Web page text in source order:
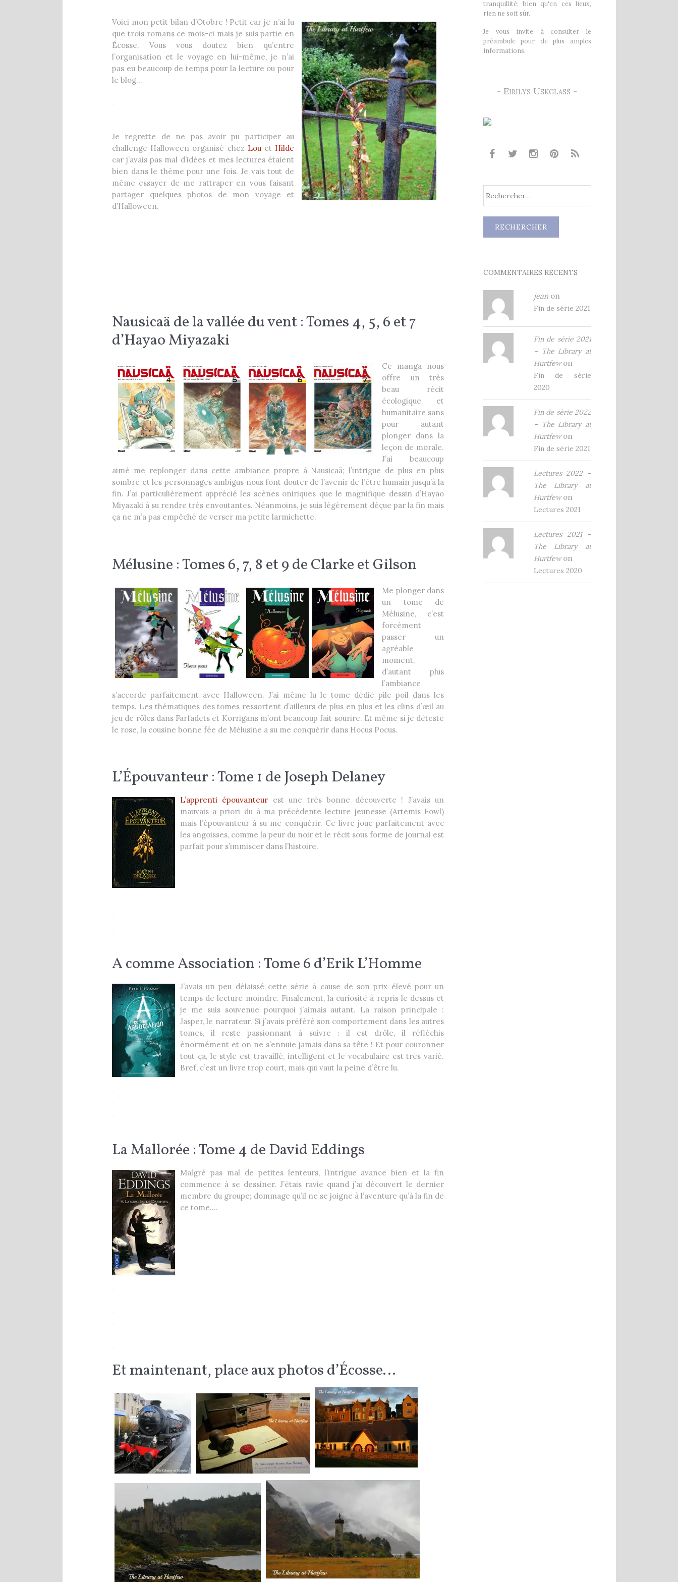
Voici mon petit bilan d’Otobre ! Petit car je n’ai lu
que trois romans ce mois-ci mais je suis partie en
Écosse. Vous vous doutez bien qu’entre
l’organisation et le voyage en lui-même, je n’ai
pas eu beaucoup de temps pour la lecture ou pour
le blog…
.
.
Je regrette de ne pas avoir pu participer au
challenge Halloween organisé chez Lou et Hilde
car j’avais pas mal d’idées et mes lectures étaient
bien dans le thème pour une fois. Je vais tout de
même essayer de me rattraper en vous faisant
partager quelques photos de mon voyage et
d’Halloween.
.
.
.
.
Nausicaä de la vallée du vent : Tomes 4, 5, 6 et 7
d’Hayao Miyazaki
Ce manga nous
offre un très
beau récit
écologique et
humanitaire sans
pour autant
plonger dans la
leçon de morale.
J’ai beaucoup
aimé me replonger dans cette ambiance propre à Nausicaä; l’intrigue de plus en plus
sombre et les personnages ambigus nous font douter de l’avenir de l’être humain jusqu’à la
fin. J’ai particulièrement apprécié les scènes oniriques que le magnifique dessin d’Hayao
Miyazaki à su rendre très envoutantes. Néanmoins, je suis légèrement déçue par la fin mais
ça ne m’a pas empêché de verser ma petite larmichette.
Mélusine : Tomes 6, 7, 8 et 9 de Clarke et Gilson
Me plonger dans
un tome de
Mélusine, c’est
forcément
passer un
agréable
moment,
d’autant plus
l’ambiance
s’accorde parfaitement avec Halloween. J’ai même lu le tome dédié pile poil dans les
temps. Les thématiques des tomes ressortent d’ailleurs de plus en plus et les clins d’œil au
jeu de rôles dans Farfadets et Korrigans m’ont beaucoup fait sourire. Et même si je déteste
le rose, la cousine bonne fée de Mélusine a su me conquérir dans Hocus Pocus.
L’Épouvanteur : Tome 1 de Joseph Delaney
L’apprenti épouvanteur est une très bonne découverte ! J’avais un
mauvais a priori du à ma précédente lecture jeunesse (Artemis Fowl)
mais l’épouvanteur à su me conquérir. Ce livre joue parfaitement avec
les angoisses, comme la peur du noir et le récit sous forme de journal est
parfait pour s’immiscer dans l’histoire.
.
.
.
.
.
.
.
A comme Association : Tome 6 d’Erik L’Homme
J’avais un peu délaissé cette série à cause de son prix élevé pour un
temps de lecture moindre. Finalement, la curiosité à repris le dessus et
je me suis souvenue pourquoi j’aimais autant. La raison principale :
Jasper, le narrateur. Si j’avais préféré son comportement dans les autres
tomes, il reste passionnant à suivre : il est drôle, il réfléchis
énormément et on ne s’ennuie jamais dans sa tête ! Et pour couronner
tout ça, le style est travaillé, intelligent et le vocabulaire est très varié.
Bref, c’est un livre trop court, mais qui vaut la peine d’être lu.
.
.
.
.
La Mallorée : Tome 4 de David Eddings
Malgré pas mal de petites lenteurs, l’intrigue avance bien et la fin
commence à se dessiner. J’étais ravie quand j’ai découvert le dernier
membre du groupe; dommage qu’il ne se joigne à l’aventure qu’à la fin de
ce tome….
.
.
.
.
.
.
.
.
.
.
Et maintenant, place aux photos d’Écosse…
tranquillité; bien qu'en ces lieux,
rien ne soit sûr.
Je vous invite à consulter le
préambule pour de plus amples
informations.
- Eirilys Uskglass -
COMMENTAIRES RÉCENTS
jeanon
Fin de série 2021
Fin de série 2021
– The Library at
Hurtfewon
Fin de série
2020
Fin de série 2022
– The Library at
Hurtfewon
Fin de série 2021
Lectures 2022 –
The Library at
Hurtfewon
Lectures 2021
Lectures 2021 –
The Library at
Hurtfewon
Lectures 2020